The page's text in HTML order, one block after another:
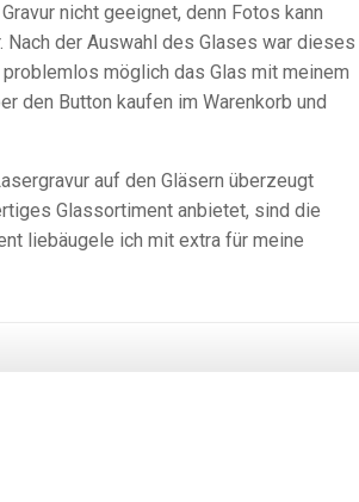
nicht geeignet, denn Fotos kann
der Auswahl des Glases war dieses
möglich das Glas mit meinem
den Button kaufen im Warenkorb und
auf den Gläsern überzeugt
Glassortiment anbietet, sind die
liebäugele ich mit extra für meine